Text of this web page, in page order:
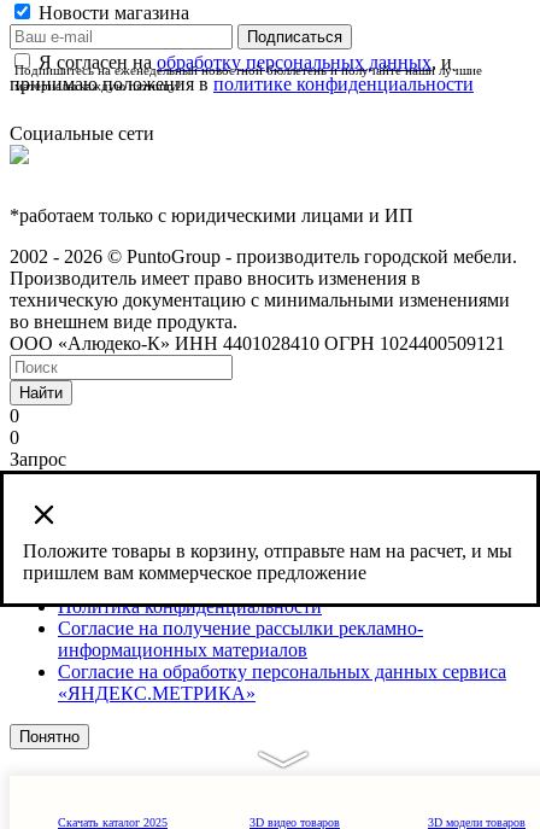
Скачать каталог 2025 3D видео товаров 3D модели товаров
Новости магазина
Я согласен на обработку персональных данных, и
принимаю положения в политике конфиденциальности
Подпишитесь на еженедельный новостной бюллетень и получайте наши лучшие
материалы каждую пятницу!
Социальные сети
*работаем только с юридическими лицами и ИП
2002 - 2026 © PuntoGroup - производитель городской мебели.
Производитель имеет право вносить изменения в
техническую документацию с минимальными изменениями
во внешнем виде продукта.
ООО «Алюдеко-К» ИНН 4401028410 ОГРН 1024400509121
Найти
0
0
Запрос
Положите товары в корзину, отправьте нам на расчет, и мы
пришлем вам коммерческое предложение
Сайт использует cookies и сервис веб-аналитики Яндекс
Метрика, предоставляемый компанией ООО «ЯНДЕКС»,
119021, Россия, Москва, ул. Л. Толстого, 16.
Согласие на обработку персональных данных
Политика конфиденциальности
Согласие на получение рассылки рекламно-
информационных материалов
Согласие на обработку персональных данных сервиса
«ЯНДЕКС.МЕТРИКА»
Понятно